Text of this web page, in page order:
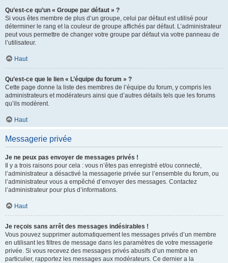
Qu’est-ce qu’un « Groupe par défaut » ?
Si vous êtes membre de plus d’un groupe, celui par défaut est utilisé pour
déterminer le rang et la couleur de groupe affichés par défaut. L’administrateur
peut vous permettre de changer votre groupe par défaut via votre panneau de
l’utilisateur.
Haut
Qu’est-ce que le lien « L’équipe du forum » ?
Cette page donne la liste des membres de l’équipe du forum, y compris les
administrateurs et modérateurs ainsi que d’autres détails tels que les forums
qu’ils modèrent.
Haut
Messagerie privée
Je ne peux pas envoyer de messages privés !
Il y a trois raisons pour cela : vous n’êtes pas enregistré et/ou connecté,
l’administrateur a désactivé la messagerie privée sur l’ensemble du forum, ou
l’administrateur vous a empêché d’envoyer des messages. Contactez
l’administrateur pour plus d’informations.
Haut
Je reçois sans arrêt des messages indésirables !
Vous pouvez supprimer automatiquement les messages privés d’un membre
en utilisant les filtres de message dans les paramètres de votre messagerie
privée. Si vous recevez des messages privés abusifs d’un membre en
particulier, rapportez les messages aux modérateurs. Ce dernier a la